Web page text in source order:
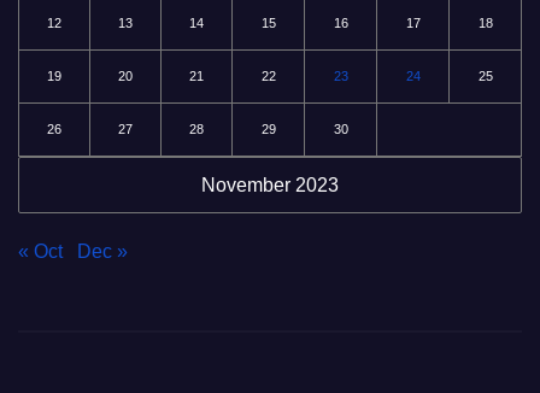
November 2023
12 13 14 15 16 17 18
19 20 21 22 23 24 25
26 27 28 29 30
« Oct Dec »